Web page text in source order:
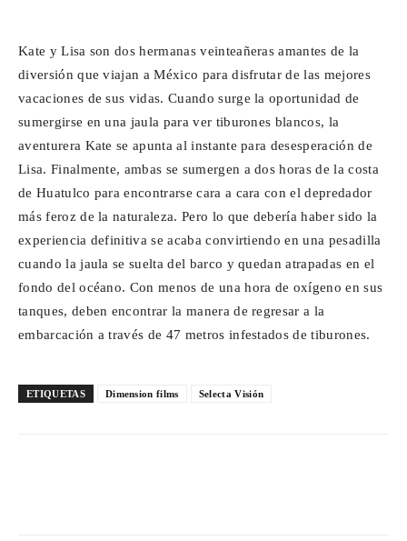
Kate y Lisa son dos hermanas veinteañeras amantes de la
diversión que viajan a México para disfrutar de las mejores
vacaciones de sus vidas. Cuando surge la oportunidad de
sumergirse en una jaula para ver tiburones blancos, la
aventurera Kate se apunta al instante para desesperación de
Lisa. Finalmente, ambas se sumergen a dos horas de la costa
de Huatulco para encontrarse cara a cara con el depredador
más feroz de la naturaleza. Pero lo que debería haber sido la
experiencia definitiva se acaba convirtiendo en una pesadilla
cuando la jaula se suelta del barco y quedan atrapadas en el
fondo del océano. Con menos de una hora de oxígeno en sus
tanques, deben encontrar la manera de regresar a la
embarcación a través de 47 metros infestados de tiburones.
ETIQUETAS Dimension films Selecta Visión